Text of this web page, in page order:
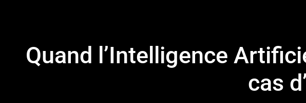
Quand l’Intelligence
cas